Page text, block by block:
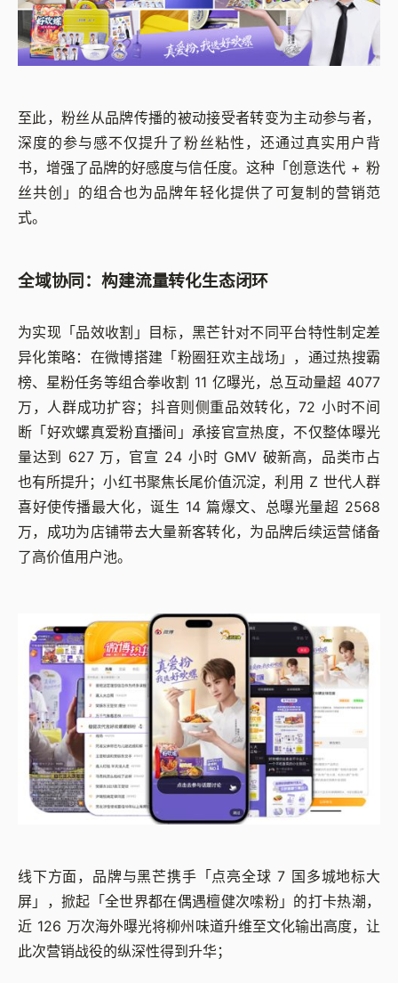
至此，粉丝从品牌传播的被动接受者转变为主动参与者，
深度的参与感不仅提升了粉丝粘性，还通过真实用户背
书，增强了品牌的好感度与信任度。这种「创意迭代 + 粉
丝共创」的组合也为品牌年轻化提供了可复制的营销范
式。
全域协同：构建流量转化生态闭环
为实现「品效收割」目标，黑芒针对不同平台特性制定差
异化策略： 在微博搭建「粉圈狂欢主战场」，通过热搜霸
榜、星粉任务等组合拳收割 11 亿曝光，总互动量超 4077
万，人群成功扩容； 抖音则侧重品效转化，72 小时不间
断「好欢螺真爱粉直播间」承接官宣热度，不仅整体曝光
量达到 627 万，官宣 24 小时 GMV 破新高，品类市占
也有所提升；小红书聚焦长尾价值沉淀，利用 Z 世代人群
喜好使传播最大化，诞生 14 篇爆文、总曝光量超 2568
万，成功为店铺带去大量新客转化，为品牌后续运营储备
了高价值用户池。
线下方面，品牌与黑芒携手「点亮全球 7 国多城地标大
屏」，掀起「全世界都在偶遇檀健次嗦粉」的打卡热潮，
近 126 万次海外曝光将柳州味道升维至文化输出高度，让
此次营销战役的纵深性得到升华；